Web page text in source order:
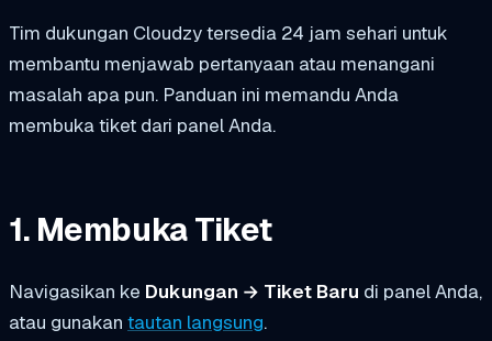
Tim dukungan Cloudzy tersedia 24 jam sehari untuk
membantu menjawab pertanyaan atau menangani
masalah apa pun. Panduan ini memandu Anda
membuka tiket dari panel Anda.
1. Membuka Tiket
Navigasikan ke Dukungan → Tiket Baru di panel Anda,
atau gunakan tautan langsung.